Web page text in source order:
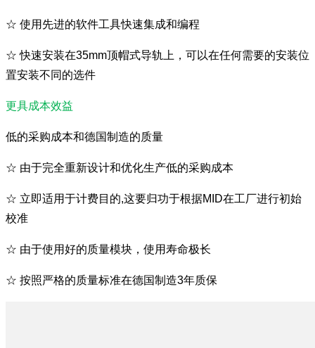
☆ 使用先进的软件工具快速集成和编程
☆快速安装在35mm顶帽式导轨上，可以在任何需要的安装位
置安装不同的选件
更具成本效益
低的采购成本和德国制造的质量
☆ 由于完全重新设计和优化生产低的采购成本
☆ 立即适用于计费目的,这要归功于根据MID在工厂进行初始
校准
☆ 由于使用好的质量模块，使用寿命极长
☆ 按照严格的质量标准在德国制造3年质保